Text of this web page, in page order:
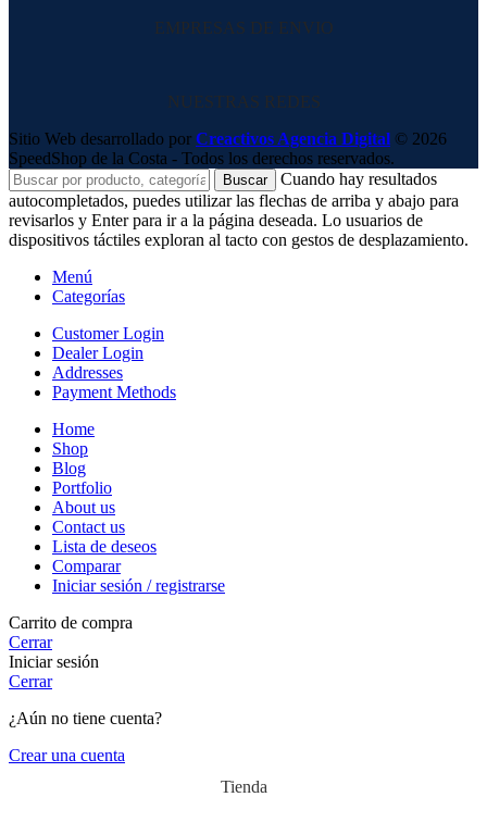
EMPRESAS DE ENVIO
NUESTRAS REDES
Sitio Web desarrollado por Creactivos Agencia Digital © 2026
SpeedShop de la Costa - Todos los derechos reservados.
Buscar
Cuando hay resultados
autocompletados, puedes utilizar las flechas de arriba y abajo para
revisarlos y Enter para ir a la página deseada. Lo usuarios de
dispositivos táctiles exploran al tacto con gestos de desplazamiento.
Menú
Categorías
Customer Login
Dealer Login
Addresses
Payment Methods
Home
Shop
Blog
Portfolio
About us
Contact us
Lista de deseos
Comparar
Iniciar sesión / registrarse
Carrito de compra
Cerrar
Iniciar sesión
Cerrar
¿Aún no tiene cuenta?
Crear una cuenta
Tienda